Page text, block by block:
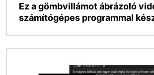
Ez a gömbvillámot ábrázoló
számítógépes programmal